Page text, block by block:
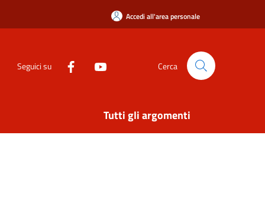
Accedi all'area personale
Seguici su Cerca
Tutti gli argomenti